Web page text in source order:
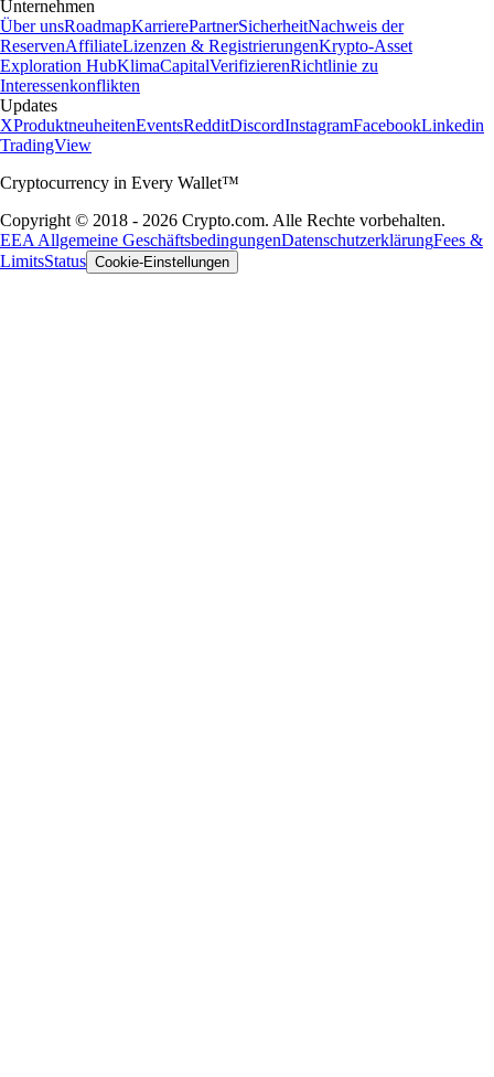
Unternehmen
Über unsRoadmapKarrierePartnerSicherheitNachweis der
ReservenAffiliateLizenzen & RegistrierungenKrypto-Asset
Exploration HubKlimaCapitalVerifizierenRichtlinie zu
Interessenkonflikten
Updates
XProduktneuheitenEventsRedditDiscordInstagramFacebookLinkedin
TradingView
Cryptocurrency in Every Wallet™
Copyright © 2018 - 2026 Crypto.com. Alle Rechte vorbehalten.
EEA Allgemeine GeschäftsbedingungenDatenschutzerklärungFees &
LimitsStatus Cookie-Einstellungen